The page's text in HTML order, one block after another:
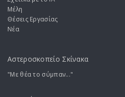
Μέλη
Θέσεις Εργασίας
Νέα
Αστεροσκοπείο Σκίνακα
"Με θέα το σύμπαν..."